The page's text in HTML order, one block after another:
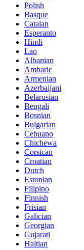
Polish
Basque
Catalan
Esperanto
Hindi
Lao
Albanian
Amharic
Armenian
Azerbaijani
Belarusian
Bengali
Bosnian
Bulgarian
Cebuano
Chichewa
Corsican
Croatian
Dutch
Estonian
Filipino
Finnish
Frisian
Galician
Georgian
Gujarati
Haitian